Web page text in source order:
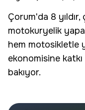
Çorum'da 8 yıldır,
motokuryelik
hem motosikletle
ekonomisine
bakıyor.